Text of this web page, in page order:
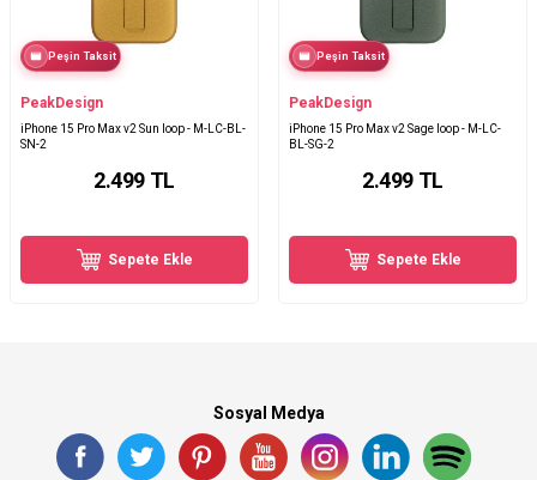
Peşin Taksit
PeakDesign
iPhone 15 Pro Max v2 Sun loop - M-LC-BL-
SN-2
2.499 TL
Sepete Ekle
Peşin Taksit
PeakDesign
iPhone 15 Pro Max v2 Sage loop - M-LC-
BL-SG-2
2.499 TL
Sepete Ekle
Sosyal Medya